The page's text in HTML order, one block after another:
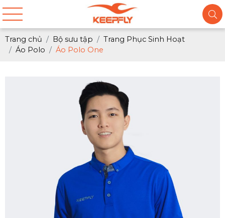
Trang chủ Bộ sưu tập
Trang Phục Sinh Hoạt
Áo Polo
Áo Polo One